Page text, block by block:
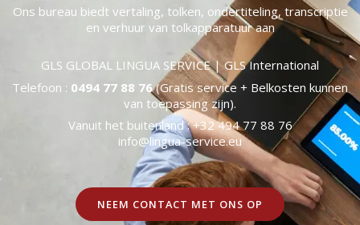
Ons bureau biedt vertaling, tolken, ondertiteling, transcriptie
en verhuur van tolkapparatuur aan
GLS GLOBAL LINGUA SERVICE | GLS International
Telefoon : 0494 77 88 76(Gratis service + Belkosten kunnen
van toepassing zijn).
Vanuit het buitenland : +32 494 77 88 76
info@lingua-service.eu
NEEM CONTACT MET ONS OP